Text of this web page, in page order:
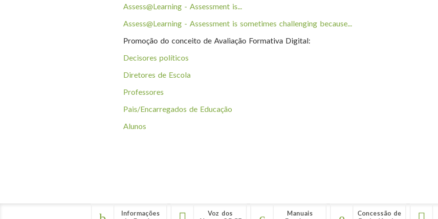
Assess@Learning - Assessment is...
Assess@Learning - Assessment is sometimes challenging because...
Promoção do conceito de Avaliação Formativa Digital:
Decisores políticos
Diretores de Escola
Professores
Pais/Encarregados de Educação
Alunos
Informações
Voz dos
Manuais
Concessão de